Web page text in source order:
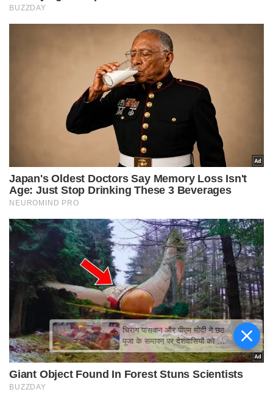
चिराग पासवान और पीएम मोदी ने छठ
पूजा के समापन पर देशवासियों को दी
शुभकामनाएं, छठी मैया से देश की
समृद्धि की कामना की